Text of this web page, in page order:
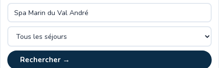
Rechercher →